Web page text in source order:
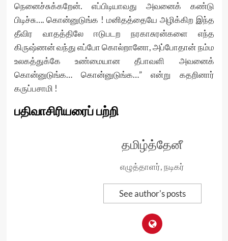
நெனைச்சுக்கறேன். எப்பிடியாவது அவனைக் கண்டு
பிடிச்சு…. கொன்னுடுங்க ! மனிதத்தையே அழிக்கிற இந்த
தீவிர வாதத்திலே ஈடுபடற நரகாசுரன்களை எந்த
கிருஷ்ணன் வந்து எப்போ கொல்றானோ, அப்போதான் நம்ம
உலகத்துக்கே உண்மையான தீபாவளி அவனைக்
கொன்னுடுங்க… கொன்னுடுங்க…” என்று கதறினார்
கருப்பசாமி !
பதிவாசிரியரைப் பற்றி
தமிழ்த்தேனீ
எழுத்தாளர், நடிகர்
See author's posts